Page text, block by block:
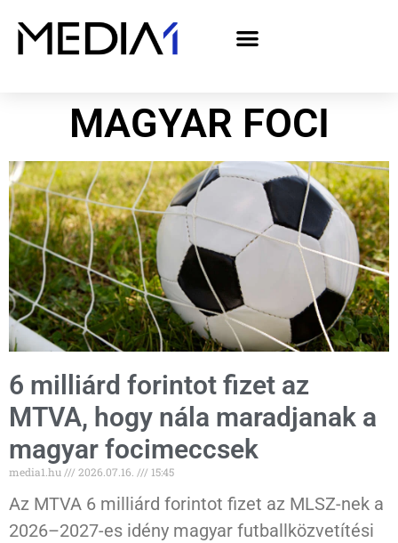
MAGYAR FOCI
6 milliárd forintot fizet az
MTVA, hogy nála maradjanak a
magyar focimeccsek
media1.hu 2026.07.16. 15:45
Az MTVA 6 milliárd forintot fizet az MLSZ-nek a
2026–2027-es idény magyar futballközvetítési